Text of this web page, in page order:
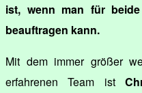
ist, wenn man für
beauftragen kann.
Mit dem immer größer
erfahrenen Team ist